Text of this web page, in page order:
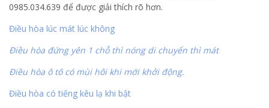
0985.034.639 để được giải thích rõ hơn.
Điều hòa lúc mát lúc không
Điều hòa đứng yên 1 chỗ thì nóng di chuyển thì mát
Điều hòa ô tô có mùi hôi khi mới khởi động.
Điều hòa có tiếng kêu lạ khi bật